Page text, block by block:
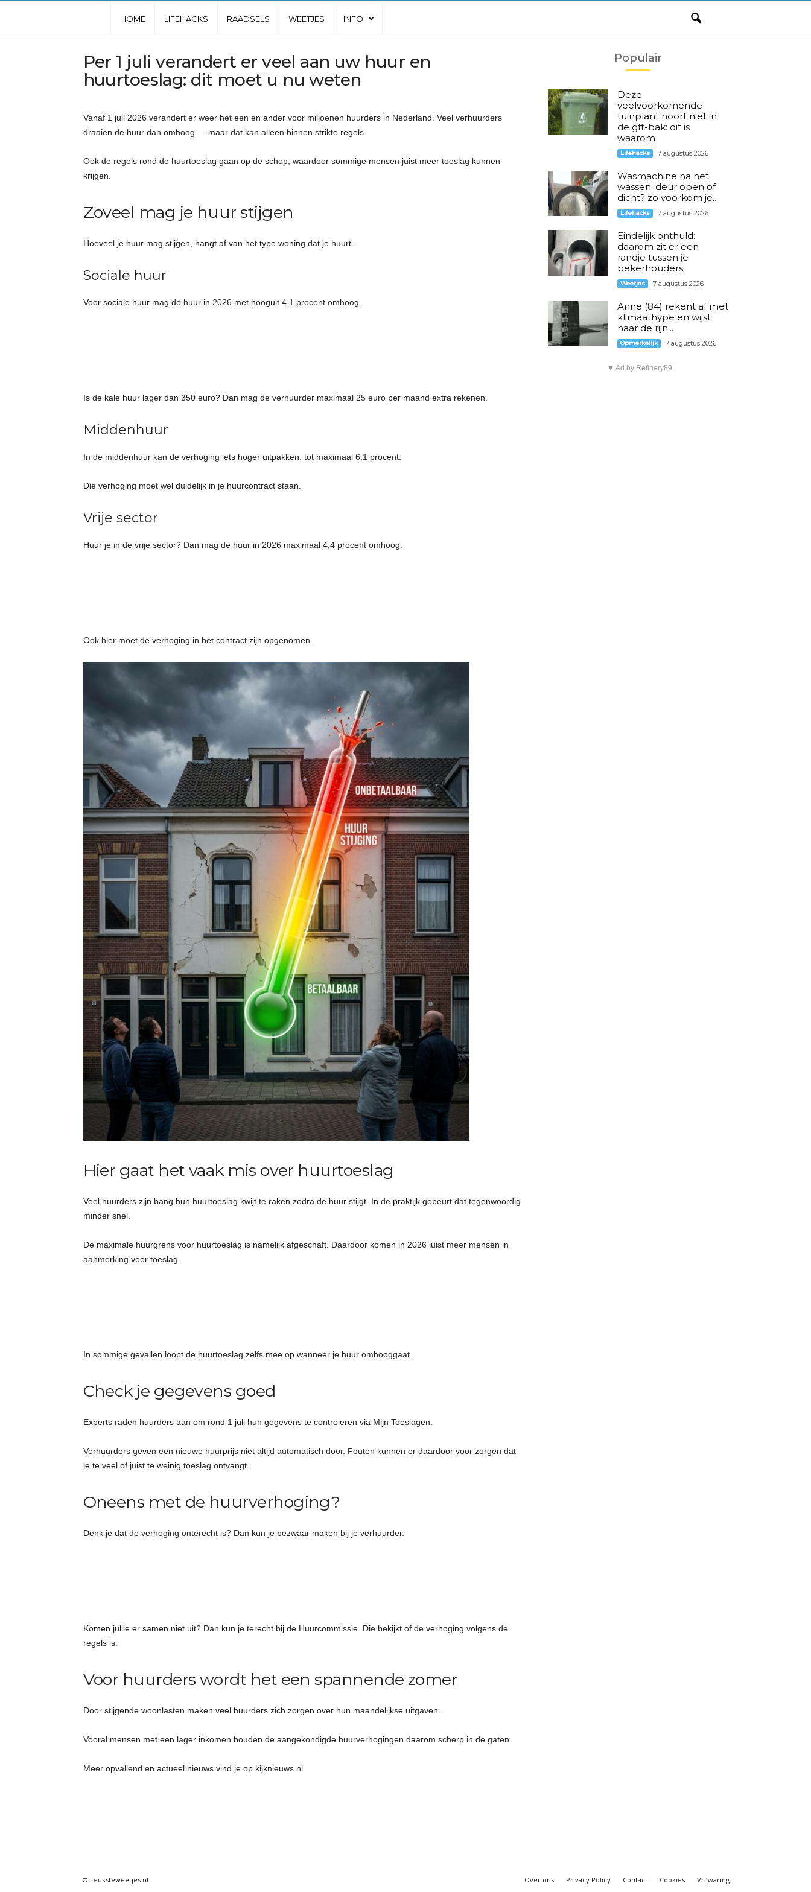
u
s
t
HOME LIFEHACKS RAADSELS WEETJES INFO
Per 1 juli verandert er veel aan uw huur en
huurtoeslag: dit moet u nu weten
Vanaf 1 juli 2026 verandert er weer het een en ander voor miljoenen huurders in Nederland. Veel verhuurders
draaien de huur dan omhoog — maar dat kan alleen binnen strikte regels.
Ook de regels rond de huurtoeslag gaan op de schop, waardoor sommige mensen juist meer toeslag kunnen
krijgen.
Zoveel mag je huur stijgen
Hoeveel je huur mag stijgen, hangt af van het type woning dat je huurt.
Sociale huur
Voor sociale huur mag de huur in 2026 met hooguit 4,1 procent omhoog.
Is de kale huur lager dan 350 euro? Dan mag de verhuurder maximaal 25 euro per maand extra rekenen.
Middenhuur
In de middenhuur kan de verhoging iets hoger uitpakken: tot maximaal 6,1 procent.
Die verhoging moet wel duidelijk in je huurcontract staan.
Vrije sector
Huur je in de vrije sector? Dan mag de huur in 2026 maximaal 4,4 procent omhoog.
Ook hier moet de verhoging in het contract zijn opgenomen.
Hier gaat het vaak mis over huurtoeslag
Veel huurders zijn bang hun huurtoeslag kwijt te raken zodra de huur stijgt. In de praktijk gebeurt dat tegenwoordig
minder snel.
De maximale huurgrens voor huurtoeslag is namelijk afgeschaft. Daardoor komen in 2026 juist meer mensen in
aanmerking voor toeslag.
In sommige gevallen loopt de huurtoeslag zelfs mee op wanneer je huur omhooggaat.
Check je gegevens goed
Experts raden huurders aan om rond 1 juli hun gegevens te controleren via Mijn Toeslagen.
Verhuurders geven een nieuwe huurprijs niet altijd automatisch door. Fouten kunnen er daardoor voor zorgen dat
je te veel of juist te weinig toeslag ontvangt.
Oneens met de huurverhoging?
Denk je dat de verhoging onterecht is? Dan kun je bezwaar maken bij je verhuurder.
Komen jullie er samen niet uit? Dan kun je terecht bij de Huurcommissie. Die bekijkt of de verhoging volgens de
regels is.
Voor huurders wordt het een spannende zomer
Door stijgende woonlasten maken veel huurders zich zorgen over hun maandelijkse uitgaven.
Vooral mensen met een lager inkomen houden de aangekondigde huurverhogingen daarom scherp in de gaten.
Meer opvallend en actueel nieuws vind je op kijknieuws.nl
Populair
Deze
veelvoorkomende
tuinplant hoort niet in
de gft-bak: dit is
waarom
Lifehacks 7 augustus 2026
Wasmachine na het
wassen: deur open of
dicht? zo voorkom je...
Lifehacks 7 augustus 2026
Eindelijk onthuld:
daarom zit er een
randje tussen je
bekerhouders
Weetjes 7 augustus 2026
Anne (84) rekent af met
klimaathype en wijst
naar de rijn...
Opmerkelijk 7 augustus 2026
▼ Ad by Refinery89
Over ons Privacy Policy Contact Cookies Vrijwaring
© Leuksteweetjes.nl